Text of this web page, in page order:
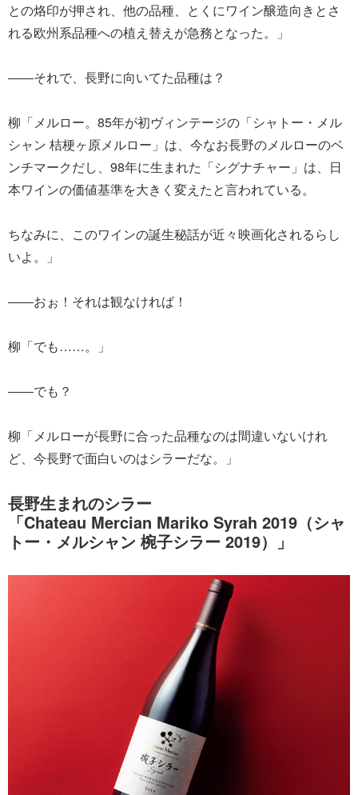
との烙印が押され、他の品種、とくにワイン醸造向きとさ
れる欧州系品種への植え替えが急務となった。」
――それで、長野に向いてた品種は？
柳「メルロー。85年が初ヴィンテージの「シャトー・メル
シャン 桔梗ヶ原メルロー」は、今なお長野のメルローのベ
ンチマークだし、98年に生まれた「シグナチャー」は、日
本ワインの価値基準を大きく変えたと言われている。
ちなみに、このワインの誕生秘話が近々映画化されるらし
いよ。」
――おぉ！それは観なければ！
柳「でも……。」
――でも？
柳「メルローが長野に合った品種なのは間違いないけれ
ど、今長野で面白いのはシラーだな。」
長野生まれのシラー
「Chateau Mercian Mariko Syrah 2019（シャ
トー・メルシャン 椀子シラー 2019）」